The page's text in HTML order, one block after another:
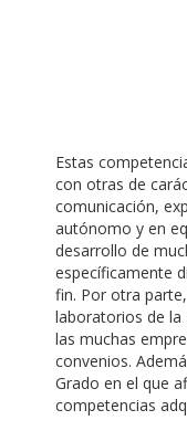
Estas
con otras de
comunicación,
autónomo y en
desarrollo de
específicamente
fin. Por otra
laboratorios de la
las muchas
convenios.
Grado en el que
competencias